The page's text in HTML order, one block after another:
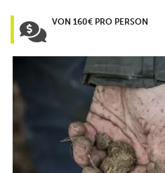
VON 160€ PRO PERSON